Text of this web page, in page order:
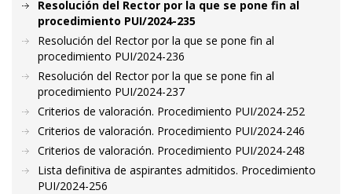
Resolución del Rector por la que se pone fin al
procedimiento PUI/2024-235
Resolución del Rector por la que se pone fin al
procedimiento PUI/2024-236
Resolución del Rector por la que se pone fin al
procedimiento PUI/2024-237
Criterios de valoración. Procedimiento PUI/2024-252
Criterios de valoración. Procedimiento PUI/2024-246
Criterios de valoración. Procedimiento PUI/2024-248
Lista definitiva de aspirantes admitidos. Procedimiento
PUI/2024-256